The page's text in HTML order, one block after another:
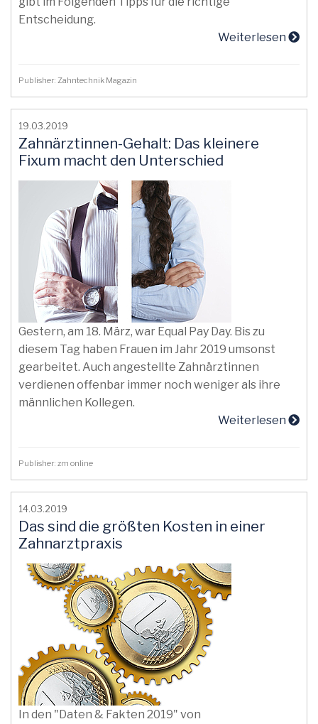
Entscheidung.
Weiterlesen
Publisher: Zahntechnik Magazin
19.03.2019
Zahnärztinnen-Gehalt: Das kleinere
Fixum macht den Unterschied
Gestern, am 18. März, war Equal Pay Day. Bis zu
diesem Tag haben Frauen im Jahr 2019 umsonst
gearbeitet. Auch angestellte Zahnärztinnen
verdienen offenbar immer noch weniger als ihre
männlichen Kollegen.
Weiterlesen
Publisher: zm online
14.03.2019
Das sind die größten Kosten in einer
Zahnarztpraxis
In den "Daten & Fakten 2019" von